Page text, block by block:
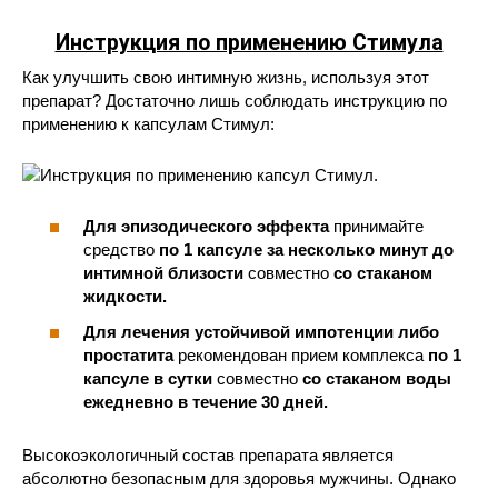
Инструкция по применению Стимула
Как улучшить свою интимную жизнь, используя этот
препарат? Достаточно лишь соблюдать инструкцию по
применению к капсулам Стимул:
Для эпизодического эффектапринимайте
средство по 1 капсуле за несколько минут до
интимной близости совместно со стаканом
жидкости.
Для лечения устойчивой импотенции либо
простатитарекомендован прием комплекса по 1
капсуле в сутки совместно со стаканом воды
ежедневно в течение 30 дней.
Высокоэкологичный состав препарата является
абсолютно безопасным для здоровья мужчины. Однако